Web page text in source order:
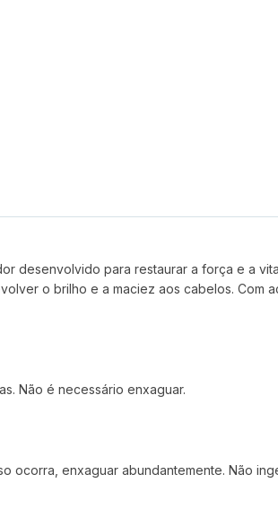
desenvolvido para restaurar a força e a
o brilho e a maciez aos cabelos. Com
Não é necessário enxaguar.
ocorra, enxaguar abundantemente. Não